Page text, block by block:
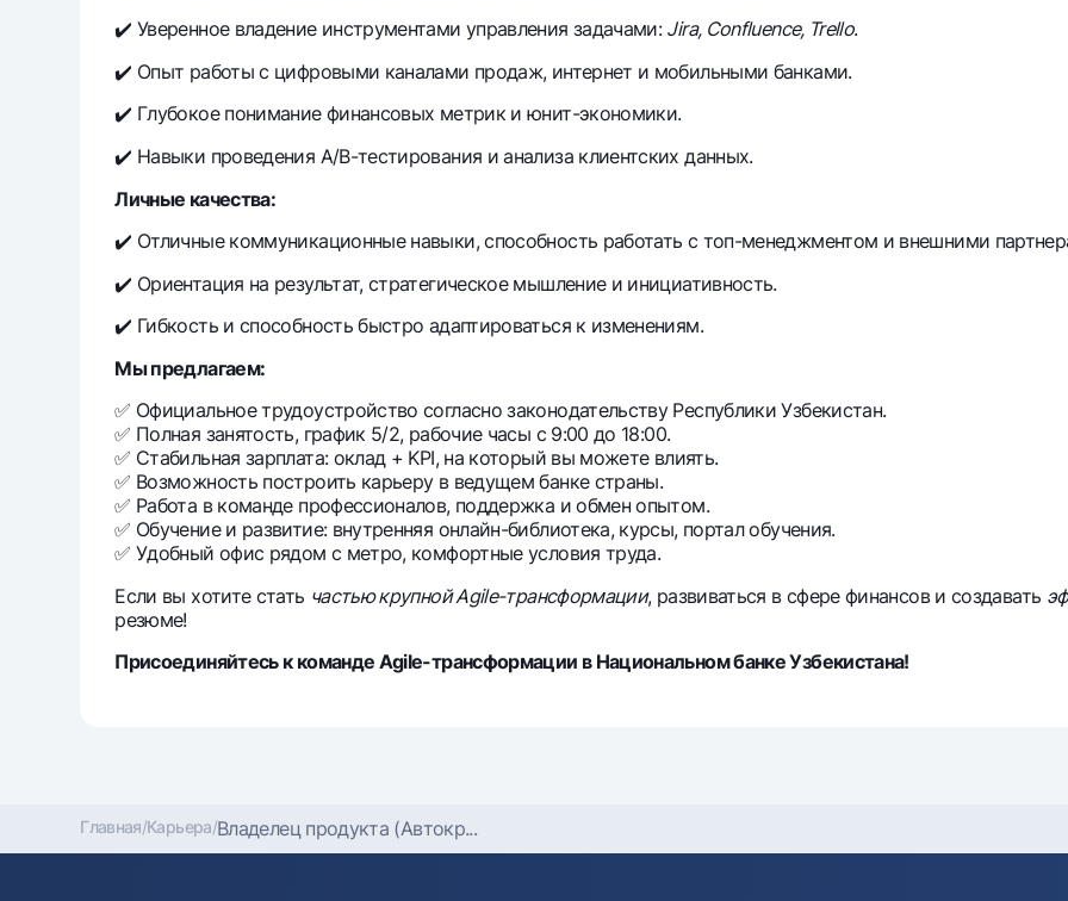
✔️ Уверенное владение инструментами управления задачами: Jira, Confluence, Trello.
✔️ Опыт работы с цифровыми каналами продаж, интернет и мобильными банками.
✔️ Глубокое понимание финансовых метрик и юнит-экономики.
✔️ Навыки проведения A/B-тестирования и анализа клиентских данных.
Личные качества:
✔️ Отличные коммуникационные навыки, способность работать с топ-менеджментом и внешними
✔️ Ориентация на результат, стратегическое мышление и инициативность.
✔️ Гибкость и способность быстро адаптироваться к изменениям.
Мы предлагаем:
✅ Официальное трудоустройство согласно законодательству Республики Узбекистан.
✅ Полная занятость, график 5/2, рабочие часы с 9:00 до 18:00.
✅ Стабильная зарплата: оклад + KPI, на который вы можете влиять.
✅ Возможность построить карьеру в ведущем банке страны.
✅ Работа в команде профессионалов, поддержка и обмен опытом.
✅ Обучение и развитие: внутренняя онлайн-библиотека, курсы, портал обучения.
✅ Удобный офис рядом с метро, комфортные условия труда.
Если вы хотите стать частью крупной Agile-трансформации, развиваться в сфере финансов и создавать
резюме!
Присоединяйтесь к команде Agile-трансформации в Национальном банке Узбекистана!
Главная/Карьера/Владелец продукта (Автокр...